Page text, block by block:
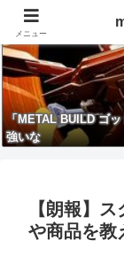
「METAL BUILD ゴ
強いな
【朗報】
や商品を教
メニュー